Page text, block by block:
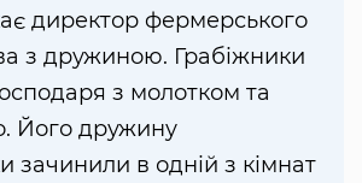
директор фермерського
з дружиною. Грабіжники
з молотком та
Його дружину
зачинили в одній з кімнат